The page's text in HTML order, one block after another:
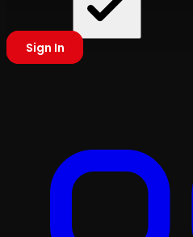
Sign In